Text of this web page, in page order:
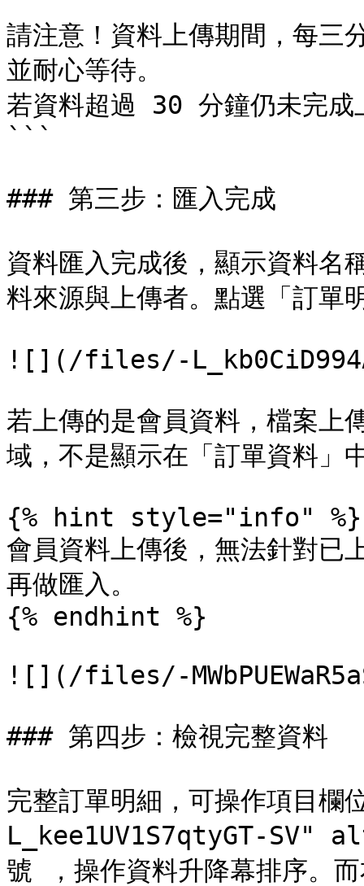
請注意！資料上傳期間，每三
並耐心等待。
若資料超過 30 分鐘仍未完成
```
### 第三步：匯入完成
資料匯入完成後，顯示資料名
料來源與上傳者。點選「訂單
![](/files/-
若上傳的是會員資料，檔案上
域，不是顯示在「訂單資料」
{% hint style="info" %}
會員資料上傳後，無法針對已
再做匯入。
{% endhint %}
![](/files/-
### 第四步：檢視完整資料
完整訂單明細，可操作項
L_kee1UV1S7qtyGT-
號 ，操作資料升降幕排序。